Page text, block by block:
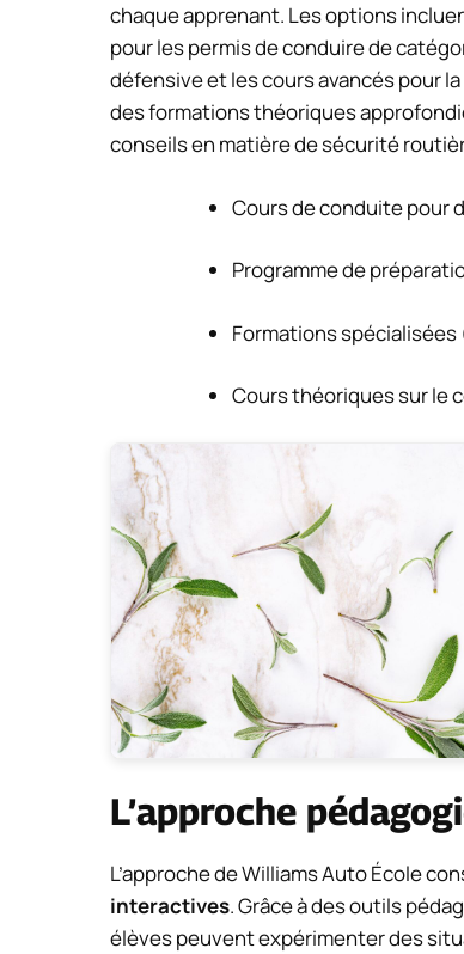
chaque apprenant. Les options
pour les permis de conduire de
défensive et les cours avancés pour
des formations théoriques
conseils en matière de sécurité
Cours de conduite pour
Programme de
Formations
Cours théoriques sur le
L’approche
L’approche de Williams Auto École
interactives. Grâce à des outils
élèves peuvent expérimenter des